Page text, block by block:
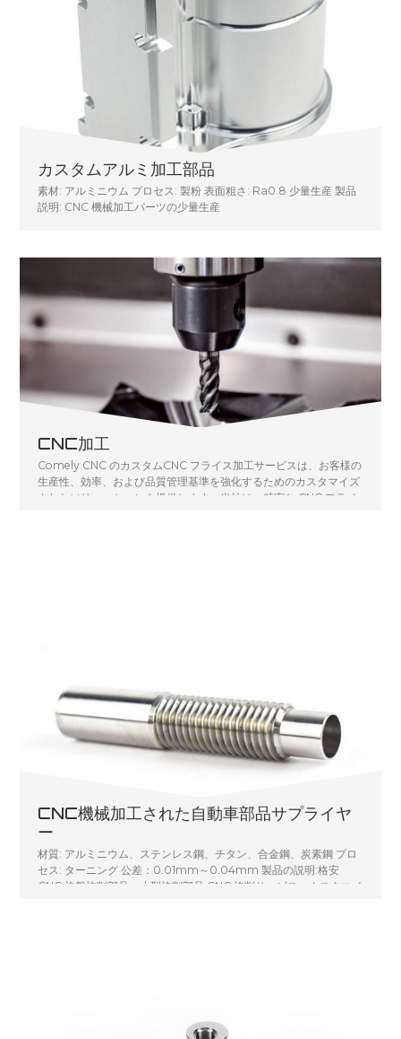
カスタムアルミ加工部品
素材: アルミニウム プロセス: 製粉 表面粗さ: Ra0.8 少量生産 製品
説明: CNC 機械加工パーツの少量生産
CNC加工
Comely CNC のカスタムCNC フライス加工サービスは、お客様の
生産性、効率、および品質管理基準を強化するためのカスタマイズ
されたソリューションを提供します。当社は、精密な CNC フライ
CNC機械加工された自動車部品サプライヤ
ー
材質: アルミニウム、ステンレス鋼、チタン、合金鋼、炭素鋼 プロ
セス: ターニング 公差：0.01mm～0.04mm 製品の説明:格安
CNC 旋盤旋削部品、小型旋削部品 CNC 旋削サービス、カスタマイ